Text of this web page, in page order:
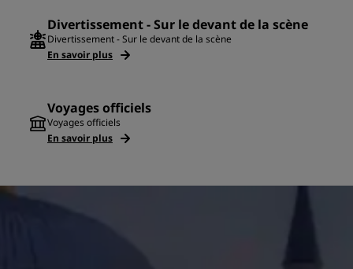
Divertissement - Sur le devant de la scène
Divertissement - Sur le devant de la scène
En savoir plus
Voyages officiels
Voyages officiels
En savoir plus